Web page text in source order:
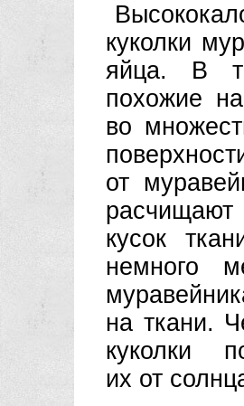
куколки
яйца. В
похожие
во
от
кусок
немного
на ткани.
куколки
их от